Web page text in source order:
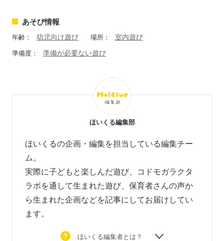
あそび情報
年齢： 幼児向け遊び 場所： 室内遊び
準備度： 準備が必要ない遊び
ほいくる編集部
ほいくるの企画・編集を担当している編集チー
ム。
実際に子どもと楽しんだ遊び、コドモガラクタ
ラボを通して生まれた遊び、 保育者さんの声か
ら生まれた企画などを記事にしてお届けしてい
ます。
ほいくる編集者とは？